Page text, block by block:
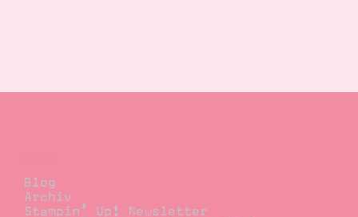
Blog
Archiv
Stampin’ Up! Newsletter